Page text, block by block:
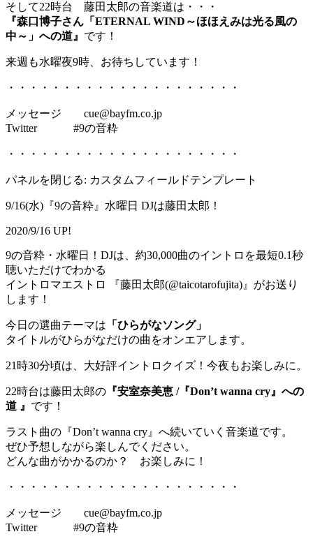
そして22時台 藤田太郎の音楽道は・・・
『森口博子さん「ETERNAL WIND～ほほえみは光る風の
中～」への道』 です！
来週も水曜夜9時、お待ちしています！
・・・・・・・・・・・・・・・・・・・・・
メッセージ cue@bayfm.co.jp
Twitter #9の音粋
・・・・・・・・・・・・・・・・・・・・・
パネルを閉じる: カスタムフィールドテンプレート
9/16(水)『9の音粋』水曜日 DJは藤田太郎！
2020/9/16 UP!
9の音粋・水曜日！DJは、約30,000曲のイントロを最短0.1秒
聴いただけでわかる
イントロマエストロ 『藤田太郎(@taicotarofujita)』がお送り
します！
今日の選曲テーマは 「ひらがなソング」
タイトルがひらがなだけの曲をオンエアします。
21時30分頃は、大好評イントロクイズ！今夜もお楽しみに。
22時台は藤田太郎の 『安室奈美恵 /『Don’t wanna cry』への
道 』 です！
ラスト曲の『Don’t wanna cry』へ続いていく音楽道です。
ぜひ予想しながら楽しんでください。
どんな曲がかかるのか？ お楽しみに！
・・・・・・・・・・・・・・・・・・・・・
メッセージ cue@bayfm.co.jp
Twitter #9の音粋